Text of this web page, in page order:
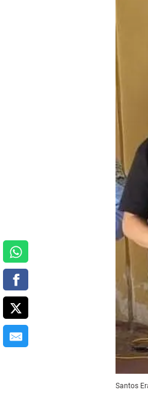
Santos